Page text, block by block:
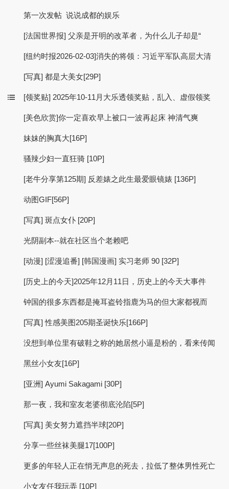
第一次发帖 说说成都的娱乐
[法国世界报] 父亲是开明的改革者，为什么儿子却是“
[纽约时报2026-02-03]消失的将领：习近平军队高层大清
[写真] 都是大美女[29P]
[领奖贴] 2025年10-11月大乐透领奖贴，乱入、虚假领奖
[美色欣赏]你一定喜欢早上被口一波再起床 神清气爽
妹妹的胸真大[16P]
骚辣少妇一直狂骑 [10P]
[老牛分享第125期] 反差婊之此生最爱眼镜婊 [136P]
动图GIF[56P]
[写真] 斑点女仆 [20P]
光阴副本--就在社区当个老赖吧
[动漫] [涩漫追番] [韩国漫画] 实习老师 90 [32P]
[历史上的今天]2025年12月11日，历史上的今天大事件
钟国的很多东西都是掩耳盗铃指鹿为马的但大家都视而
[写真] 性感美图205期圣诞快乐[166P]
没想到单位里有破鞋之称的她居然小逼是粉的，看来传闻
黑丝小女友[16P]
[亚洲] Ayumi Sakagami [30P]
那一夜，我和室友老婆彻底沦陷[5P]
[写真] 美女努力遮挡半球[20P]
分享一些丝袜美腿17[100P]
更多的年轻人正在悄无声息的死去，拉低了整体男性死亡
小女友任我玩弄 [10P]